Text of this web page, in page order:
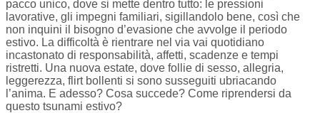
pacco unico, dove si mette dentro tutto: le pressioni
lavorative, gli impegni familiari, sigillandolo bene, così che
non inquini il bisogno d’evasione che avvolge il periodo
estivo. La difficoltà è rientrare nel via vai quotidiano
incastonato di responsabilità, affetti, scadenze e tempi
ristretti. Una nuova estate, dove follie di sesso, allegria,
leggerezza, flirt bollenti si sono susseguiti ubriacando
l’anima. E adesso? Cosa succede? Come riprendersi da
questo tsunami estivo?